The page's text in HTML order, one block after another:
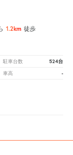
1.2km 徒歩
駐車台数 524台
車高 -